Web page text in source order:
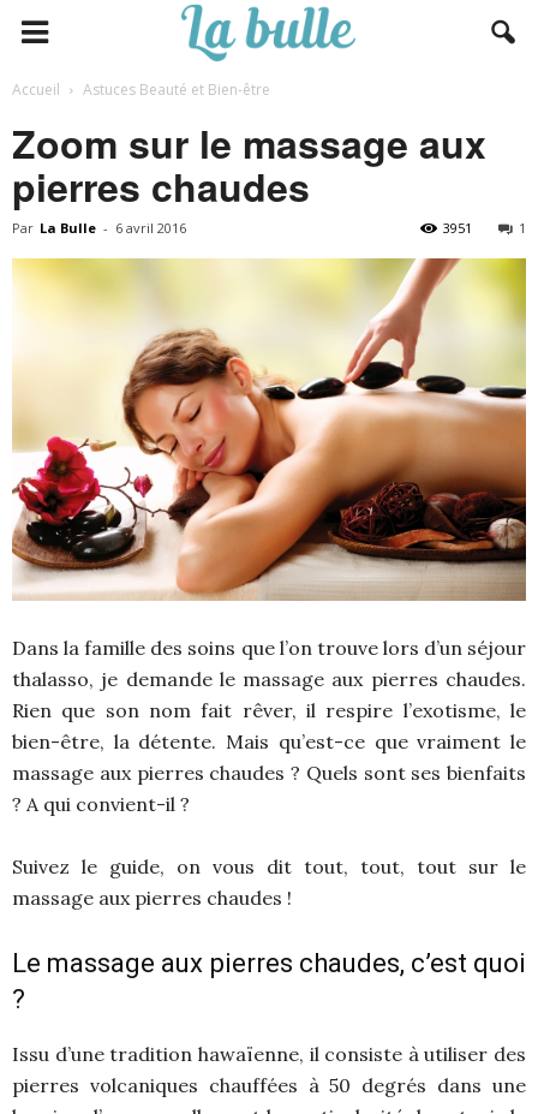
Accueil Astuces Beauté et Bien-être
Zoom sur le massage aux
pierres chaudes
Par La Bulle - 6 avril 2016 1
3951
Dans la famille des soins que l’on trouve lors d’un séjour
thalasso, je demande le massage aux pierres chaudes.
Rien que son nom fait rêver, il respire l’exotisme, le
bien-être, la détente. Mais qu’est-ce que vraiment le
massage aux pierres chaudes ? Quels sont ses bienfaits
? A qui convient-il ?
Suivez le guide, on vous dit tout, tout, tout sur le
massage aux pierres chaudes !
Le massage aux pierres chaudes, c’est quoi
?
Issu d’une tradition hawaïenne, il consiste à utiliser des
pierres volcaniques chauffées à 50 degrés dans une